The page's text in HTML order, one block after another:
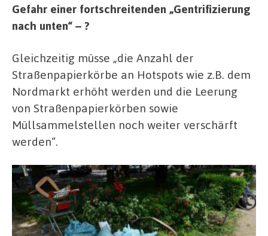
Gefahr einer fortschreitenden „Gentrifizierung
nach unten“ – ?
Gleichzeitig müsse „die Anzahl der
Straßenpapierkörbe an Hotspots wie z.B. dem
Nordmarkt erhöht werden und die Leerung
von Straßenpapierkörben sowie
Müllsammelstellen noch weiter verschärft
werden“.